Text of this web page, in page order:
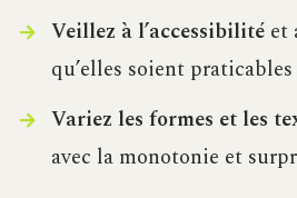
Veillez à l’accessibilitéet
qu’elles soient
Variez les formes et les
avec la monotonie et